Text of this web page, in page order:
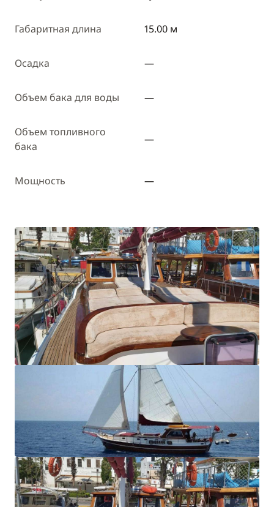
Габаритная длина 15.00 м
Осадка —
Объем бака для воды —
Объем топливного
бака
—
Мощность —